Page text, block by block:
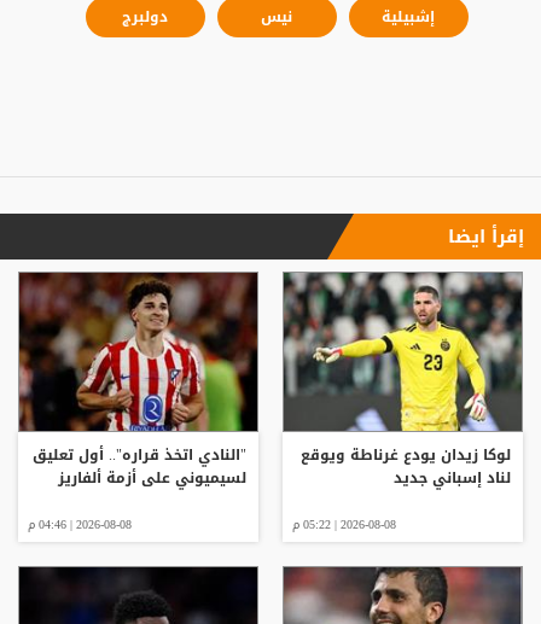
إشبيلية نيس دولبرج
إقرأ ايضا
لوكا زيدان يودع غرناطة ويوقع
لناد إسباني جديد
2026-08-08 | 05:22 م
"النادي اتخذ قراره".. أول تعليق
لسيميوني على أزمة ألفاريز
2026-08-08 | 04:46 م